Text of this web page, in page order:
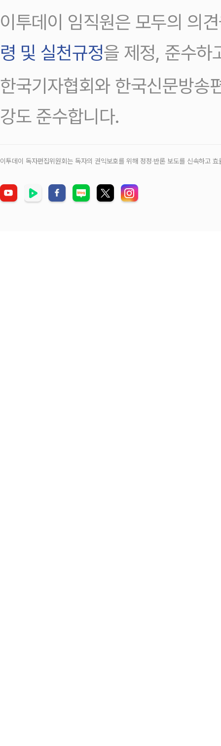
이투데이 임직원은 모두의 의
령 및 실천규정을 제정, 준수하
한국기자협회와 한국신문방송
강도 준수합니다.
이투데이 독자편집위원회는 독자의 권익보호를 위해 정정‧반론 보도를 신속하고